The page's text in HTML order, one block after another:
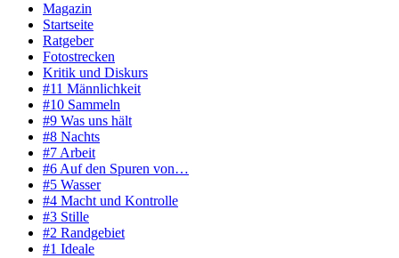
Magazin
Startseite
Ratgeber
Fotostrecken
Kritik und Diskurs
#11 Männlichkeit
#10 Sammeln
#9 Was uns hält
#8 Nachts
#7 Arbeit
#6 Auf den Spuren von…
#5 Wasser
#4 Macht und Kontrolle
#3 Stille
#2 Randgebiet
#1 Ideale